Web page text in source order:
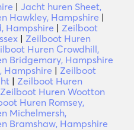
| Jacht huren Sheet,
Hawkley, Hampshire |
Hampshire | Zeilboot
| Zeilboot Huren
Huren Crowdhill,
Bridgemary, Hampshire
Hampshire | Zeilboot
| Zeilboot Huren
Zeilboot Huren Wootton
Huren Romsey,
Michelmersh,
Bramshaw, Hampshire